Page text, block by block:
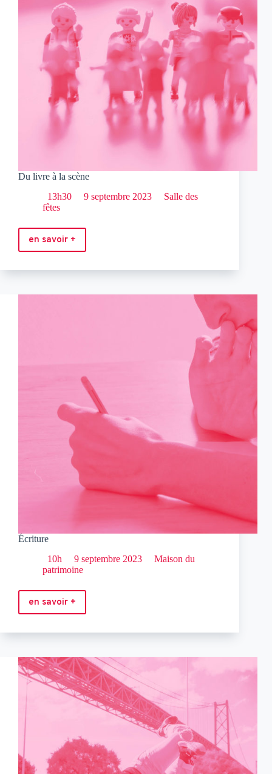
Du livre à la scène
13h30
9 septembre 2023
Salle des
fêtes
en savoir +
Du
à
Écriture
10h
9 septembre 2023
Maison du
patrimoine
en savoir +
Écriture